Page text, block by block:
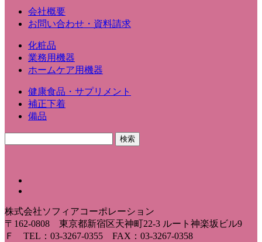
会社概要
お問い合わせ・資料請求
化粧品
業務用機器
ホームケア用機器
健康食品・サプリメント
補正下着
備品
株式会社ソフィアコーポレーション
〒162-0808 東京都新宿区天神町22-3 ルート神楽坂ビル9
Ｆ TEL：03-3267-0355 FAX：03-3267-0358